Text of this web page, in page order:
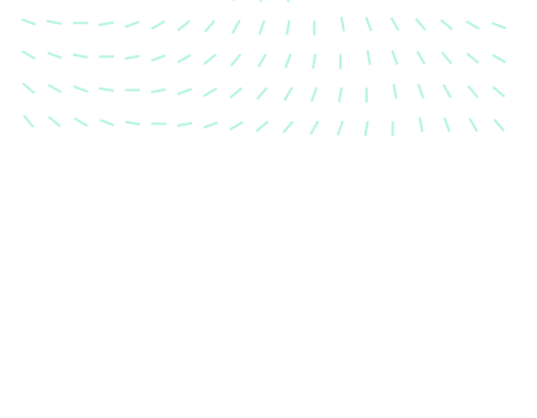
wieder in ihren ursprünglichen Zustand gebracht
wird.